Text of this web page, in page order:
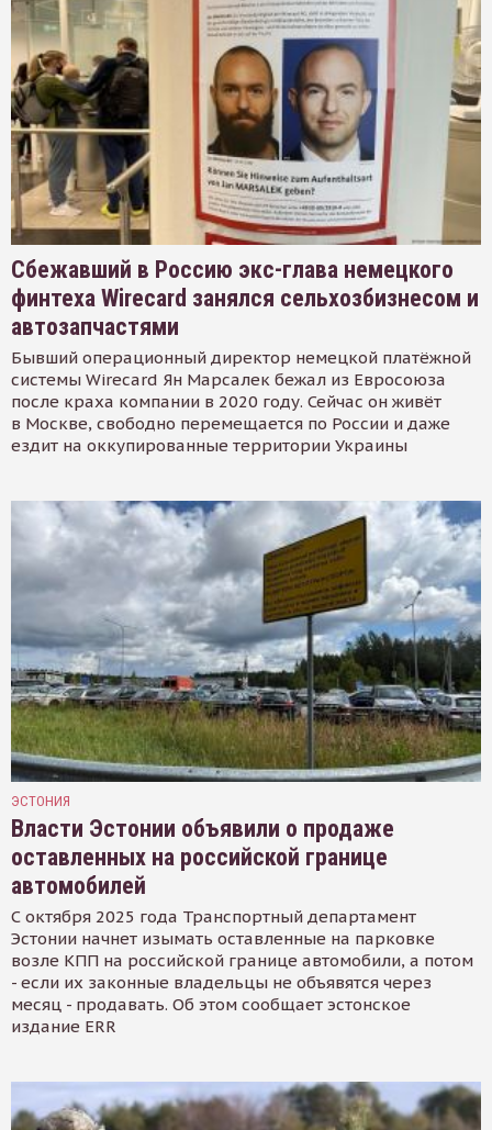
Сбежавший в Россию экс-глава немецкого
финтеха Wirecard занялся сельхозбизнесом и
автозапчастями
Бывший операционный директор немецкой платёжной
системы Wirecard Ян Марсалек бежал из Евросоюза
после краха компании в 2020 году. Сейчас он живёт
в Москве, свободно перемещается по России и даже
ездит на оккупированные территории Украины
ЭСТОНИЯ
Власти Эстонии объявили о продаже
оставленных на российской границе
автомобилей
С октября 2025 года Транспортный департамент
Эстонии начнет изымать оставленные на парковке
возле КПП на российской границе автомобили, а потом
- если их законные владельцы не объявятся через
месяц - продавать. Об этом сообщает эстонское
издание ERR